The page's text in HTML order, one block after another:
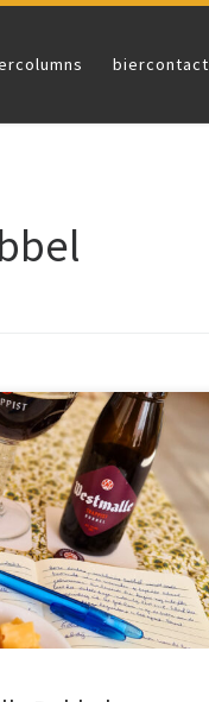
biercontact
van bier zijn de enkel
dubbel is ten opzichte
Door het verdubbel